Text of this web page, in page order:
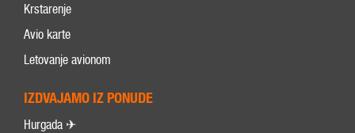
Krstarenje
Avio karte
Letovanje avionom
IZDVAJAMO IZ PONUDE
Hurgada ✈